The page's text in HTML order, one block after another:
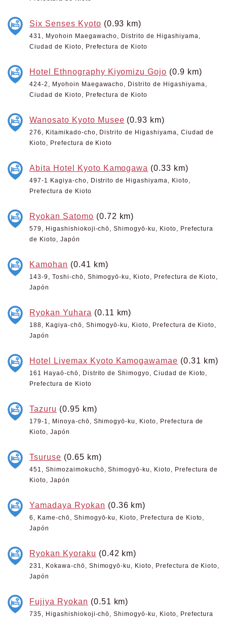
Six Senses Kyoto (0.93 km)
431, Myohoin Maegawacho, Distrito de Higashiyama,
Ciudad de Kioto, Prefectura de Kioto
Hotel Ethnography Kiyomizu Gojo (0.9 km)
424-2, Myohoin Maegawacho, Distrito de Higashiyama,
Ciudad de Kioto, Prefectura de Kioto
Wanosato Kyoto Musee (0.93 km)
276, Kitamikado-cho, Distrito de Higashiyama, Ciudad de
Kioto, Prefectura de Kioto
Abita Hotel Kyoto Kamogawa (0.33 km)
497-1 Kagiya-cho, Distrito de Higashiyama, Kioto,
Prefectura de Kioto
Ryokan Satomo (0.72 km)
579, Higashishiokoji-chō, Shimogyō-ku, Kioto, Prefectura
de Kioto, Japón
Kamohan (0.41 km)
143-9, Toshi-chō, Shimogyō-ku, Kioto, Prefectura de Kioto,
Japón
Ryokan Yuhara (0.11 km)
188, Kagiya-chō, Shimogyō-ku, Kioto, Prefectura de Kioto,
Japón
Hotel Livemax Kyoto Kamogawamae (0.31 km)
161 Hayaō-chō, Distrito de Shimogyo, Ciudad de Kioto,
Prefectura de Kioto
Tazuru (0.95 km)
179-1, Minoya-chō, Shimogyō-ku, Kioto, Prefectura de
Kioto, Japón
Tsuruse (0.65 km)
451, Shimozaimokuchō, Shimogyō-ku, Kioto, Prefectura de
Kioto, Japón
Yamadaya Ryokan (0.36 km)
6, Kame-chō, Shimogyō-ku, Kioto, Prefectura de Kioto,
Japón
Ryokan Kyoraku (0.42 km)
231, Kokawa-chō, Shimogyō-ku, Kioto, Prefectura de Kioto,
Japón
Fujiya Ryokan (0.51 km)
735, Higashishiokoji-chō, Shimogyō-ku, Kioto, Prefectura